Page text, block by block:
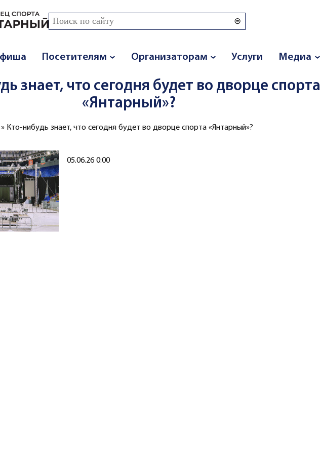
Форма поиска
Поиск
Посетителям Организаторам Услуги Медиа
знает, что сегодня будет во дворце спорта
«Янтарный»?
Кто-нибудь знает, что сегодня будет во дворце спорта «Янтарный»?
05.06.26 0:00